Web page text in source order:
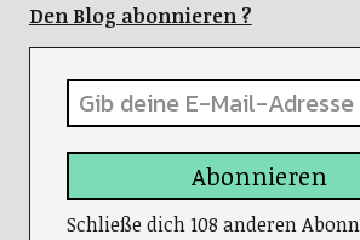
Den Blog abonnieren ?
Abonnieren
Schließe dich 108 anderen